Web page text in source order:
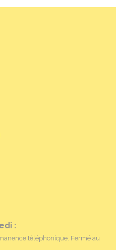
:
téléphonique. Fermé au